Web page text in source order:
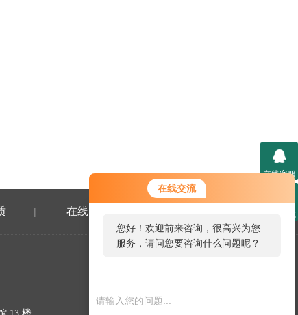
在线交流
您好！欢迎前来咨询，很高兴为您
服务，请问您要咨询什么问题呢？
了需求产品，您可以直接在线与我
联系！
| 在线留言
在线客服
联系方式